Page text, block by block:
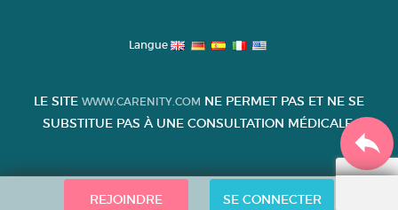
REJOINDRE SE CONNECTER
Langue
LE SITE WWW.CARENITY.COM NE PERMET PAS ET NE SE
SUBSTITUE PAS À UNE CONSULTATION MÉDICALE.